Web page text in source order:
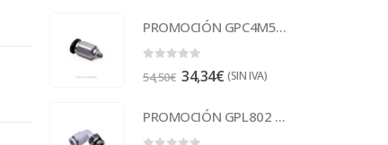
PROMOCIÓN GPC4M5-M Racor
54,50€ 34,34€ (SIN IVA)
PROMOCIÓN GPL802 Racor